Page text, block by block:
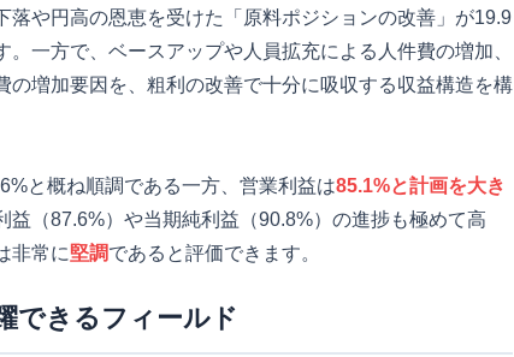
落や円高の恩恵を受けた「原料ポジションの改善」が19.9
一方で、ベースアップや人員拡充による人件費の増加、
の増加要因を、粗利の改善で十分に吸収する収益構造を構
と概ね順調である一方、営業利益は85.1%と計画を大き
益（87.6%）や当期純利益（90.8%）の進捗も極めて高
非常に堅調であると評価できます。
できるフィールド